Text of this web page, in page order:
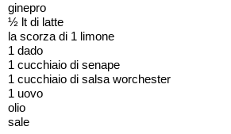
ginepro
½ lt di latte
la scorza di 1 limone
1 dado
1 cucchiaio di senape
1 cucchiaio di salsa worchester
1 uovo
olio
sale